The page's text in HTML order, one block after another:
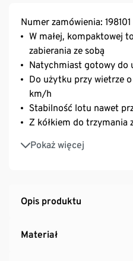
Numer zamówienia: 198101
W małej, kompaktowej
zabierania ze sobą
Natychmiast gotowy do
Do użytku przy wietrze
km/h
Stabilność lotu nawet
Z kółkiem do trzymania
Pokaż więcej
Duży nadruk z
Opis produktu
Materiał